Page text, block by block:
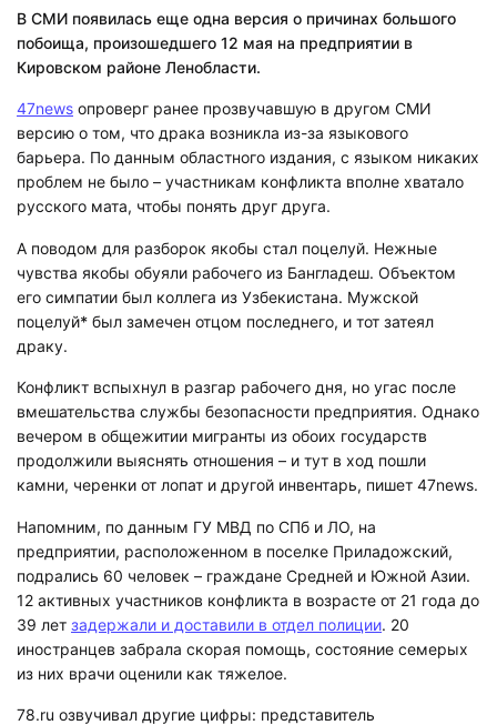
В СМИ появилась еще одна версия о причинах большого
побоища, произошедшего 12 мая на предприятии в
Кировском районе Ленобласти.
47news опроверг ранее прозвучавшую в другом СМИ
версию о том, что драка возникла из-за языкового
барьера. По данным областного издания, с языком никаких
проблем не было – участникам конфликта вполне хватало
русского мата, чтобы понять друг друга.
А поводом для разборок якобы стал поцелуй. Нежные
чувства якобы обуяли рабочего из Бангладеш. Объектом
его симпатии был коллега из Узбекистана. Мужской
поцелуй* был замечен отцом последнего, и тот затеял
драку.
Конфликт вспыхнул в разгар рабочего дня, но угас после
вмешательства службы безопасности предприятия. Однако
вечером в общежитии мигранты из обоих государств
продолжили выяснять отношения – и тут в ход пошли
камни, черенки от лопат и другой инвентарь, пишет 47news.
Напомним, по данным ГУ МВД по СПб и ЛО, на
предприятии, расположенном в поселке Приладожский,
подрались 60 человек – граждане Средней и Южной Азии.
12 активных участников конфликта в возрасте от 21 года до
39 лет задержали и доставили в отдел полиции. 20
иностранцев забрала скорая помощь, состояние семерых
из них врачи оценили как тяжелое.
78.ru озвучивал другие цифры: представитель